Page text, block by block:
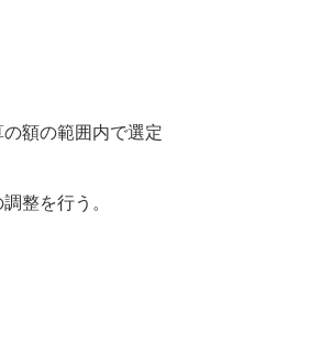
額の範囲内で選定
整を行う。